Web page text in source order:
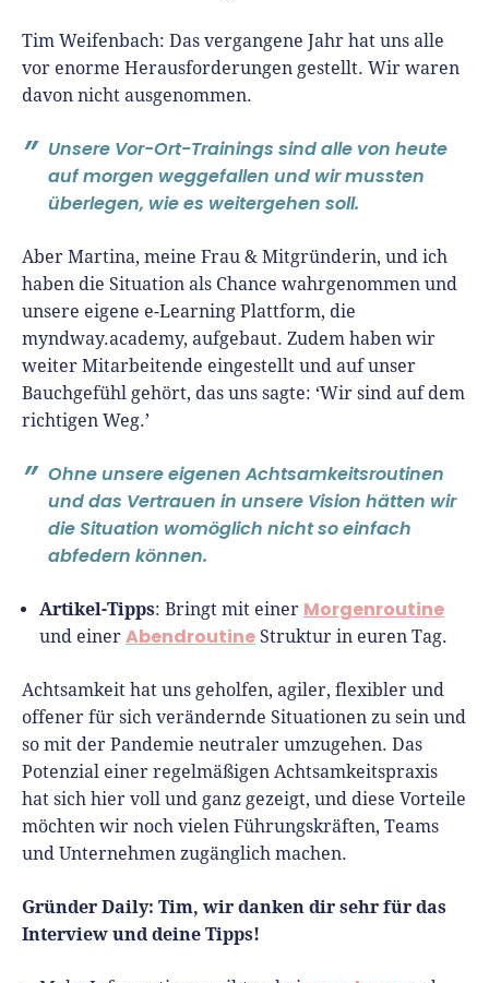
Tim Weifenbach: Das vergangene Jahr hat uns alle
vor enorme Herausforderungen gestellt. Wir waren
davon nicht ausgenommen.
Unsere Vor-Ort-Trainings sind alle von heute
auf morgen weggefallen und wir mussten
überlegen, wie es weitergehen soll.
Aber Martina, meine Frau & Mitgründerin, und ich
haben die Situation als Chance wahrgenommen und
unsere eigene e-Learning Plattform, die
myndway.academy, aufgebaut. Zudem haben wir
weiter Mitarbeitende eingestellt und auf unser
Bauchgefühl gehört, das uns sagte: ‘Wir sind auf dem
richtigen Weg.’
Ohne unsere eigenen Achtsamkeitsroutinen
und das Vertrauen in unsere Vision hätten wir
die Situation womöglich nicht so einfach
abfedern können.
Artikel-Tipps: Bringt mit einer Morgenroutine
und einer Abendroutine Struktur in euren Tag.
Achtsamkeit hat uns geholfen, agiler, flexibler und
offener für sich verändernde Situationen zu sein und
so mit der Pandemie neutraler umzugehen. Das
Potenzial einer regelmäßigen Achtsamkeitspraxis
hat sich hier voll und ganz gezeigt, und diese Vorteile
möchten wir noch vielen Führungskräften, Teams
und Unternehmen zugänglich machen.
Gründer Daily: Tim, wir danken dir sehr für das
Interview und deine Tipps!